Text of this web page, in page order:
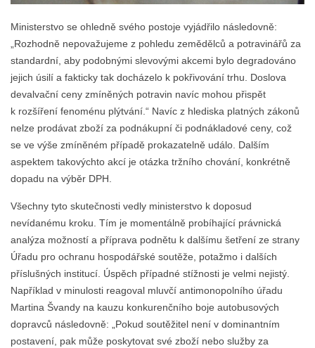
Ministerstvo se ohledně svého postoje vyjádřilo následovně:
„Rozhodně nepovažujeme z pohledu zemědělců a potravinářů za
standardní, aby podobnými slevovými akcemi bylo degradováno
jejich úsilí a fakticky tak docházelo k pokřivování trhu. Doslova
devalvační ceny zmíněných potravin navíc mohou přispět
k rozšíření fenoménu plýtvání.“ Navíc z hlediska platných zákonů
nelze prodávat zboží za podnákupní či podnákladové ceny, což
se ve výše zmíněném případě prokazatelně událo. Dalším
aspektem takovýchto akcí je otázka tržního chování, konkrétně
dopadu na výběr DPH.
Všechny tyto skutečnosti vedly ministerstvo k doposud
nevídanému kroku. Tím je momentálně probíhající právnická
analýza možností a příprava podnětu k dalšímu šetření ze strany
Úřadu pro ochranu hospodářské soutěže, potažmo i dalších
příslušných institucí. Úspěch případné stížnosti je velmi nejistý.
Například v minulosti reagoval mluvčí antimonopolního úřadu
Martina Švandy na kauzu konkurenčního boje autobusových
dopravců následovně: „Pokud soutěžitel není v dominantním
postavení, pak může poskytovat své zboží nebo služby za